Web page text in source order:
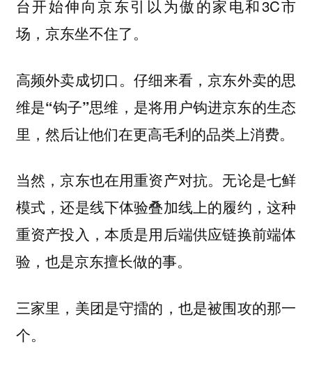
台开始伸向京东引以为傲的家电和3C市
场，京东坐不住了。
高频外卖成切口。仔细来看， 京东外卖的思
维是“钩子”思维，是将用户钩进京东的生态
里，然后让他们在更高毛利的品类上消费。
当然，京东也在用重资产对抗。无论是七鲜
模式，还是线下体验叠加线上的履约，这种
重资产投入，本质是用后端供应链换前端体
验，也是京东擅长做的事。
三家里，美团是守擂的，也是被围攻的那一
个。